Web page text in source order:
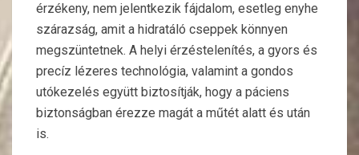
érzékeny, nem jelentkezik fájdalom, esetleg enyhe
szárazság, amit a hidratáló cseppek könnyen
megszüntetnek. A helyi érzéstelenítés, a gyors és
precíz lézeres technológia, valamint a gondos
utókezelés együtt biztosítják, hogy a páciens
biztonságban érezze magát a műtét alatt és után
is.